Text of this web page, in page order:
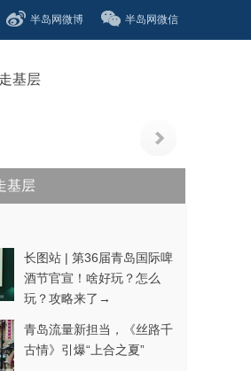
半岛网微博 半岛网微信
基层
长图站 | 第36届青岛国际啤
酒节官宣！啥好玩？怎么
玩？攻略来了→
青岛流量新担当，《丝路千
古情》引爆“上合之夏”